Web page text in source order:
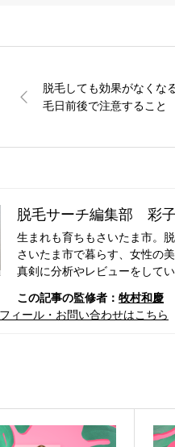
脱毛しても効果がなくな
毛日前後で注意すること
脱毛サーチ編集部 彩子
生まれも育ちもさいたま市。
さいたま市で暮らす、女性の
真剣に分析やレビューをしてい
この記事の監修者： 牧村和慶
ィール・お問い合わせはこちら